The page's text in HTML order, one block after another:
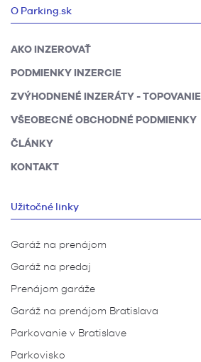
O Parking.sk
AKO INZEROVAŤ
PODMIENKY INZERCIE
ZVÝHODNENÉ INZERÁTY - TOPOVANIE
VŠEOBECNÉ OBCHODNÉ PODMIENKY
ČLÁNKY
KONTAKT
Užitočné linky
Garáž na prenájom
Garáž na predaj
Prenájom garáže
Garáž na prenájom Bratislava
Parkovanie v Bratislave
Parkovisko